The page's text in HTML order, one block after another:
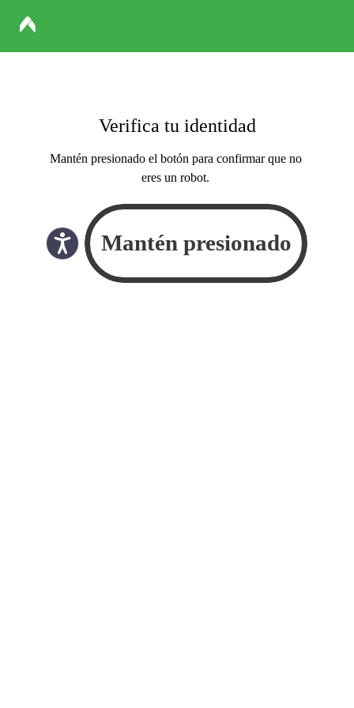
Verifica tu identidad
Mantén presionado el botón para confirmar que no
eres un robot.